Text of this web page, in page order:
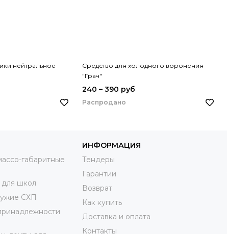
нейтральное
Средство для холодного воронения
"Грач"
240 – 390 руб
Распродано
габаритные
школ
СХП
ИНФОРМАЦИЯ
Тендеры
Гарантии
Возврат
Как купить
Доставка и оплата
Контакты